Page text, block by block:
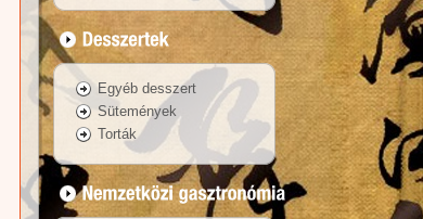
Egyéb desszert
Sütemények
Torták